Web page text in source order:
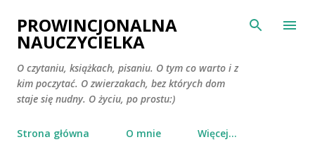
Przejdź do głównej zawartości
PROWINCJONALNA
NAUCZYCIELKA
O czytaniu, książkach, pisaniu. O tym co warto i z
kim poczytać. O zwierzakach, bez których dom
staje się nudny. O życiu, po prostu:)
Strona główna O mnie Więcej…